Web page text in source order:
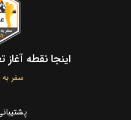
اینجا نقطه
سفر به